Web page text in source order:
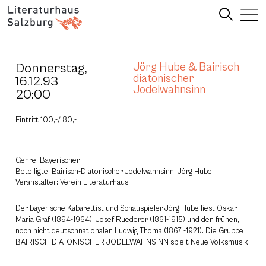
Donnerstag,
16.12.93
20:00
Jörg Hube & Bairisch
diatonischer
Jodelwahnsinn
Eintritt 100,-/ 80,-
Genre: Bayerischer
Beteiligte: Bairisch-Diatonischer Jodelwahnsinn, Jörg Hube
Veranstalter: Verein Literaturhaus
Der bayerische Kabarettist und Schauspieler Jörg Hube liest Oskar
Maria Graf (1894-1964), Josef Ruederer (1861-1915) und den frühen,
noch nicht deutschnationalen Ludwig Thoma (1867 -1921). Die Gruppe
BAIRISCH DIATONISCHER JODELWAHNSINN spielt Neue Volksmusik.